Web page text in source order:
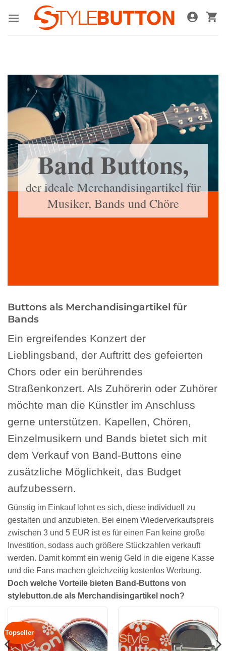
Inhalt
Band Buttons,
der ideale Merchandisingartikel für
Musiker, Bands und Chöre
Buttons als Merchandisingartikel für
Bands
Ein ergreifendes Konzert der
Lieblingsband, der Auftritt des gefeierten
Chors oder ein berührendes
Straßenkonzert. Als Zuhörerin oder Zuhörer
möchte man die Künstler im Anschluss
gerne unterstützen. Kapellen, Chören,
Einzelmusikern und Bands bietet sich mit
dem Verkauf von Band-Buttons eine
zusätzliche Möglichkeit, das Budget
aufzubessern.
Günstig im Einkauf lohnt es sich, diese individuell zu
gestalten und anzubieten. Bei einem Wiederverkaufspreis
zwischen 3 und 5 EUR ist es für einen Fan keine große
Investition, sodass auch größere Stückzahlen verkauft
werden. Damit kommt ein wenig Geld in die eigene Kasse
und die Fans machen gleichzeitig kostenlos Werbung.
Doch welche Vorteile bieten Band-Buttons von
stylebutton.de als Merchandisingartikel noch?
Topseller